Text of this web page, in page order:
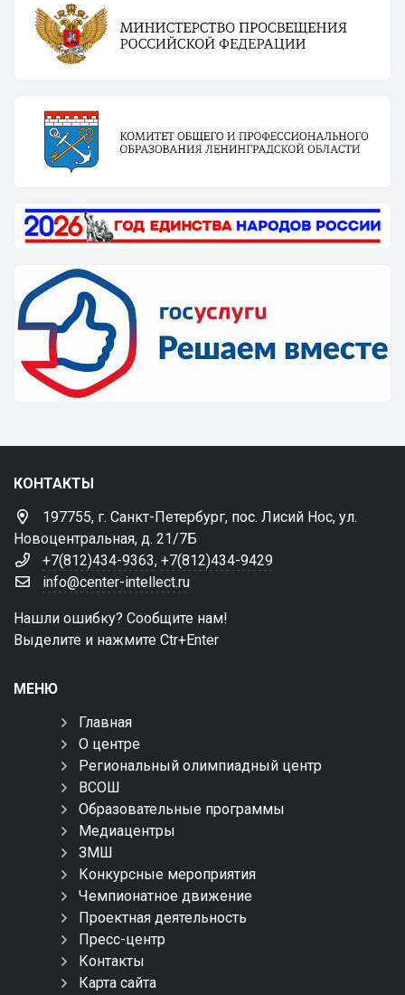
КОНТАКТЫ
197755, г. Санкт-Петербург, пос. Лисий Нос, ул.
Новоцентральная, д. 21/7Б
+7(812)434-9363, +7(812)434-9429
info@center-intellect.ru
Нашли ошибку? Сообщите нам!
Выделите и нажмите Ctr+Enter
МЕНЮ
Главная
О центре
Региональный олимпиадный центр
ВСОШ
Образовательные программы
Медиацентры
ЗМШ
Конкурсные мероприятия
Чемпионатное движение
Проектная деятельность
Пресс-центр
Контакты
Карта сайта